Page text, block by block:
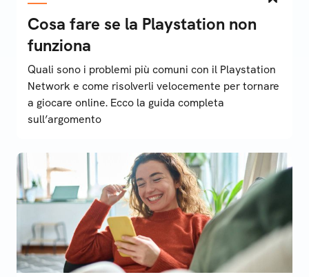
Cosa fare se la Playstation non
funziona
Quali sono i problemi più comuni con il Playstation
Network e come risolverli velocemente per tornare
a giocare online. Ecco la guida completa
sull’argomento